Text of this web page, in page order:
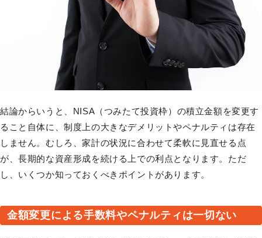
結論からいうと、NISA（つみたて投資枠）の積立金額を変更す
ること自体に、制度上の大きなデメリットやペナルティは存在
しません。むしろ、家計の状況に合わせて柔軟に見直せる点
が、長期的な資産形成を続ける上での利点となります。ただ
し、いくつか知っておくべきポイントがあります。
金額変更による手数料やペナルティは一切ない